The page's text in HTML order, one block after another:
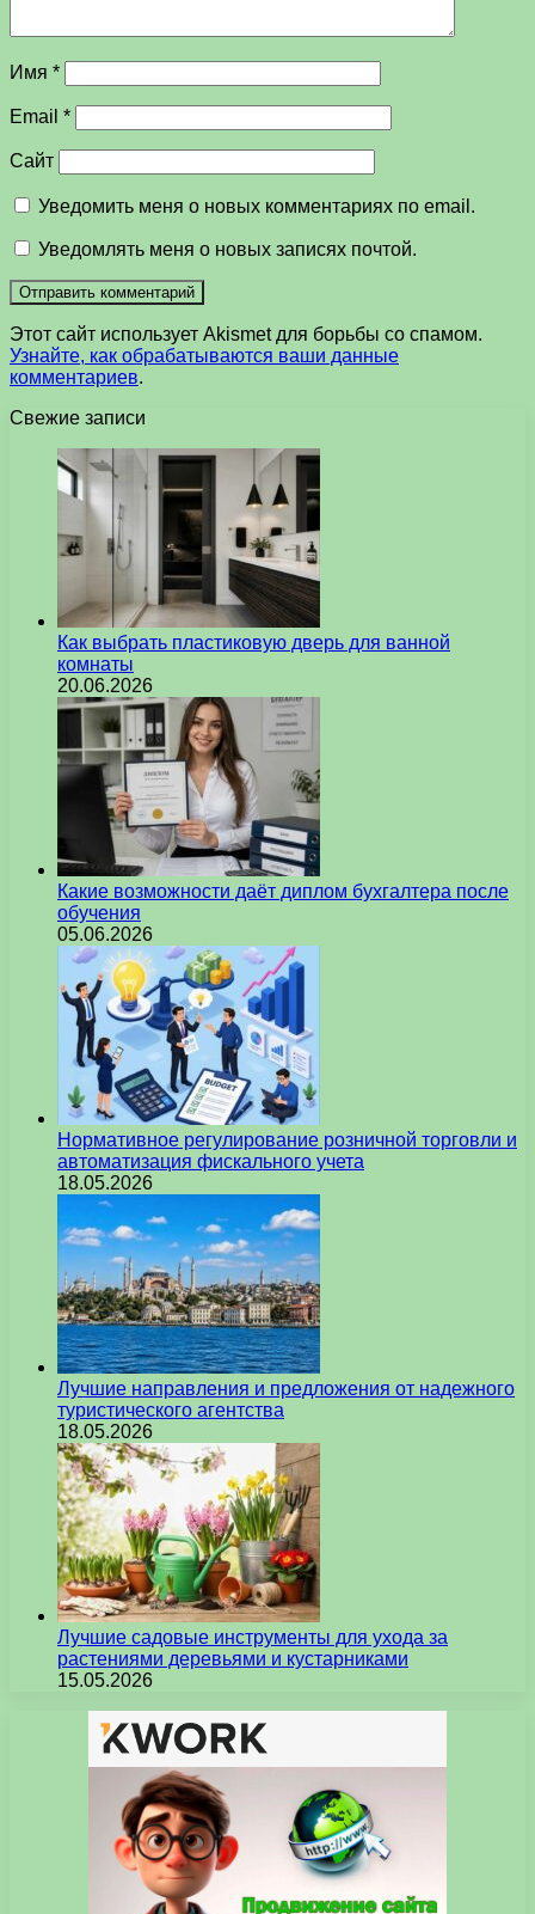
Имя *
Email *
Сайт
Уведомить меня о новых комментариях по email.
Уведомлять меня о новых записях почтой.
Этот сайт использует Akismet для борьбы со спамом.
Узнайте, как обрабатываются ваши данные
комментариев.
Свежие записи
Как выбрать пластиковую дверь для ванной
комнаты
20.06.2026
Какие возможности даёт диплом бухгалтера после
обучения
05.06.2026
Нормативное регулирование розничной торговли и
автоматизация фискального учета
18.05.2026
Лучшие направления и предложения от надежного
туристического агентства
18.05.2026
Лучшие садовые инструменты для ухода за
растениями деревьями и кустарниками
15.05.2026